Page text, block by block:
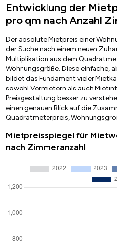
Entwicklung der
pro qm nach Anzahl
Der absolute Mietpreis einer
der Suche nach einem neuen
Multiplikation aus dem
Wohnungsgröße. Diese einfache,
bildet das Fundament vieler
sowohl Vermietern als auch
Preisgestaltung besser zu
einen genauen Blick auf die
Quadratmeterpreis,
Mietpreisspiegel für
nach Zimmeranzahl